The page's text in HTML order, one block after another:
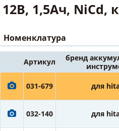
1,5Ач, NiCd,
Номенклатура
Артикул
бренд
031-679 для
032-140 для